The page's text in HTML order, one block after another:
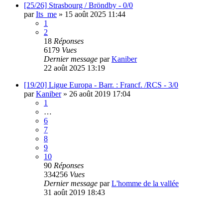
[25/26] Strasbourg / Bröndby - 0/0
parIts_me » 15 août 2025 11:44
1
2
18 Réponses
6179 Vues
Dernier message parKaniber
22 août 2025 13:19
[19/20] Ligue Europa - Barr. : Francf. /RCS - 3/0
parKaniber» 26 août 2019 17:04
1
…
6
7
8
9
10
90 Réponses
334256 Vues
Dernier message parL'homme de la vallée
31 août 2019 18:43